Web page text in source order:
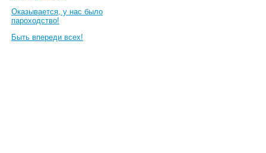
Оказывается, у нас было
пароходство!
Быть впереди всех!